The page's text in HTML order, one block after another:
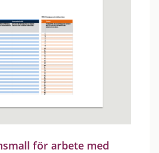
för arbete med